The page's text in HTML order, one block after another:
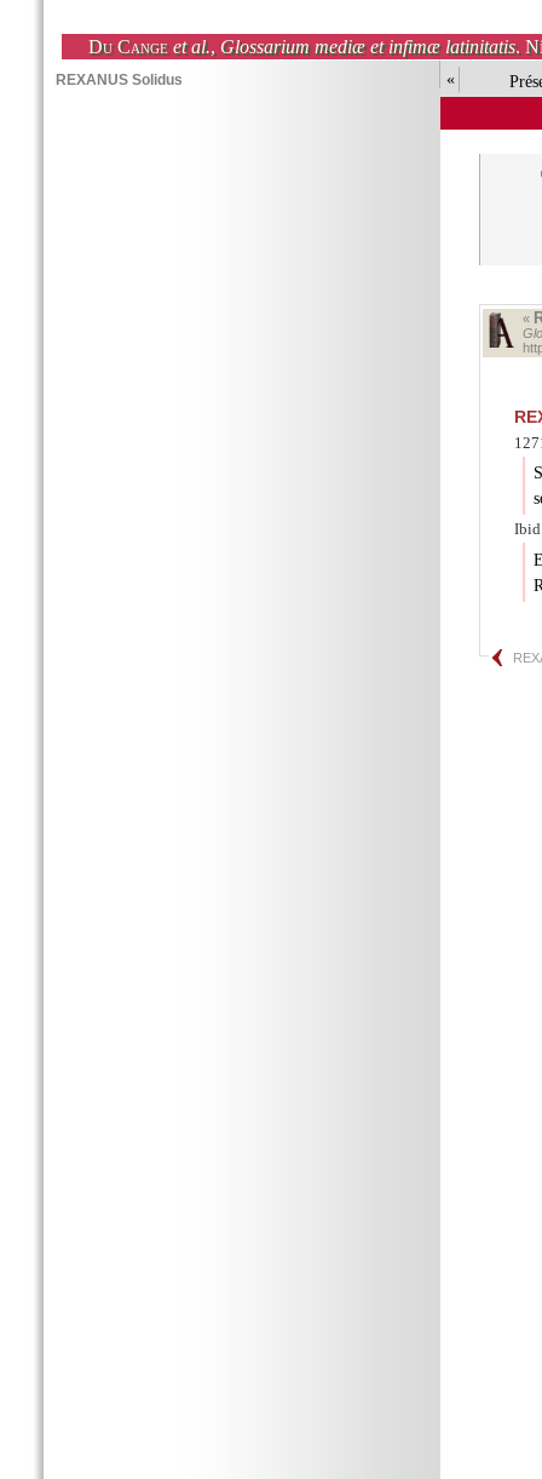
Du Cange et al., Glossarium mediæ et infimæ latinitatis.
«
«